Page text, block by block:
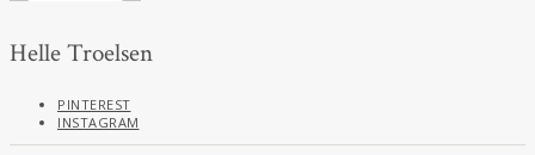
Helle Troelsen
PINTEREST
INSTAGRAM